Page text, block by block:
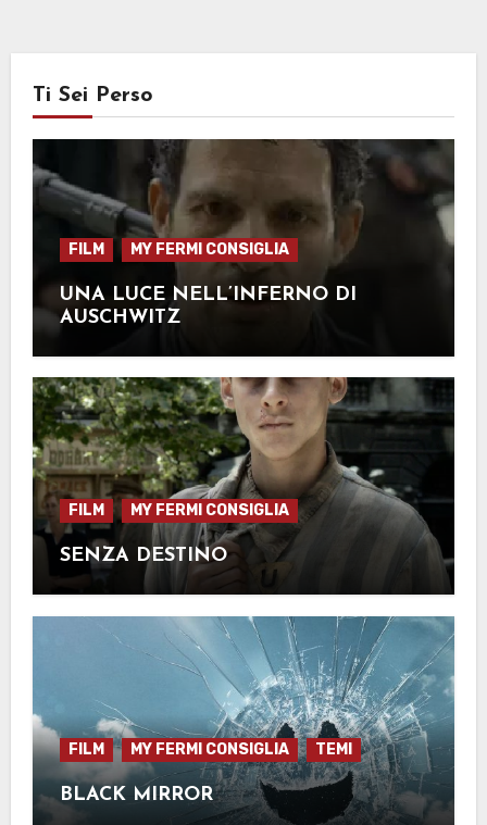
Ti Sei Perso
FILM MY FERMI CONSIGLIA
UNA LUCE NELL’INFERNO DI
AUSCHWITZ
FILM MY FERMI CONSIGLIA
SENZA DESTINO
FILM MY FERMI CONSIGLIA TEMI
BLACK MIRROR